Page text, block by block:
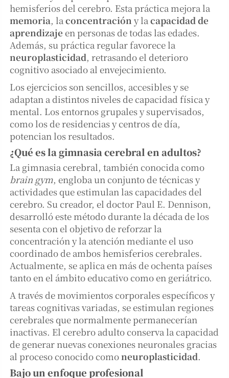
hemisferios del cerebro. Esta práctica mejora la
memoria, laconcentración y lacapacidad de
aprendizaje en personas de todas las edades.
Además, su práctica regular favorece la
neuroplasticidad, retrasando el deterioro
cognitivo asociado al envejecimiento.
Los ejercicios son sencillos, accesibles y se
adaptan a distintos niveles de capacidad física y
mental. Los entornos grupales y supervisados,
como los de residencias y centros de día,
potencian los resultados.
¿Qué es la gimnasia cerebral en adultos?
La gimnasia cerebral, también conocida como
brain gym, engloba un conjunto de técnicas y
actividades que estimulan las capacidades del
cerebro. Su creador, el doctor Paul E. Dennison,
desarrolló este método durante la década de los
sesenta con el objetivo de reforzar la
concentración y la atención mediante el uso
coordinado de ambos hemisferios cerebrales.
Actualmente, se aplica en más de ochenta países
tanto en el ámbito educativo como en geriátrico.
A través de movimientos corporales específicos y
tareas cognitivas variadas, se estimulan regiones
cerebrales que normalmente permanecerían
inactivas. El cerebro adulto conserva la capacidad
de generar nuevas conexiones neuronales gracias
al proceso conocido comoneuroplasticidad.
Bajo un enfoque profesional